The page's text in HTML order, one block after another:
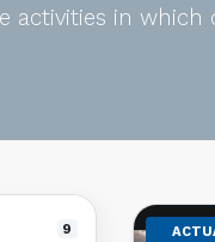
activities in
9